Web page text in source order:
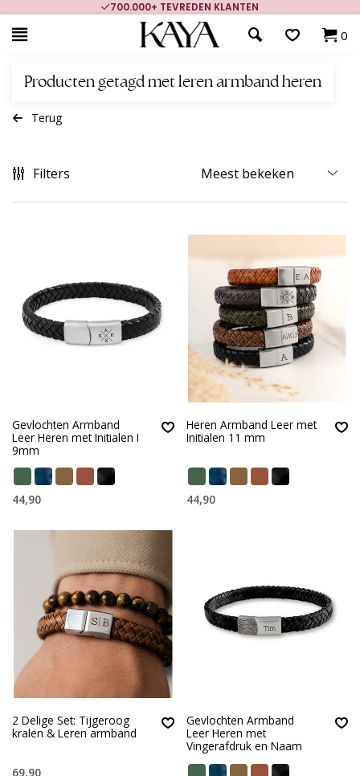
700.000+ TEVREDEN KLANTEN
0
Producten getagd met leren armband heren
Terug
Filters
Gevlochten Armband
Leer Heren met Initialen I
9mm
44,90
Heren Armband Leer met
Initialen 11 mm
44,90
2 Delige Set: Tijgeroog
kralen & Leren armband
69,90
Gevlochten Armband
Leer Heren met
Vingerafdruk en Naam